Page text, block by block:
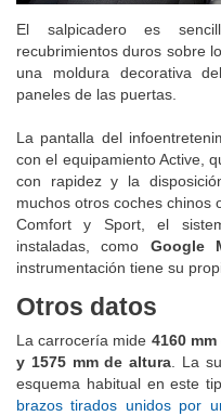
El salpicadero es
recubrimientos duros sobre
una moldura decorativa
paneles de las puertas.
La pantalla del
con el equipamiento Active,
con rapidez y la
muchos otros coches chinos
Comfort y Sport, el
instaladas, como Google
instrumentación tiene su
Otros datos
La carrocería mide 4160
y 1575 mm de altura . La
esquema habitual en este
brazos tirados unidos por